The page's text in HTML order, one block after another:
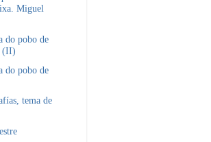
Miguel
do pobo de
(II)
do pobo de
tema de